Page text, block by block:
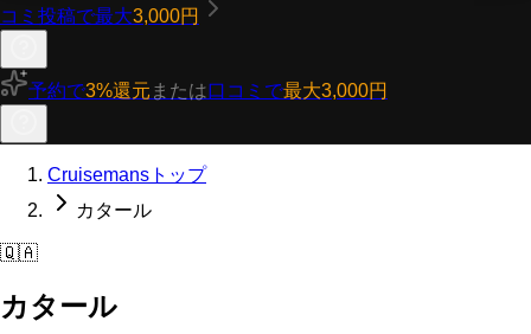
コミ投稿で最大3,000円
予約で3%還元 または口コミで最大3,000円
Cruisemansトップ
カタール
🇶🇦
カタール